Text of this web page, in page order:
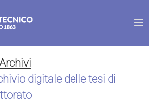
digitale delle tesi di